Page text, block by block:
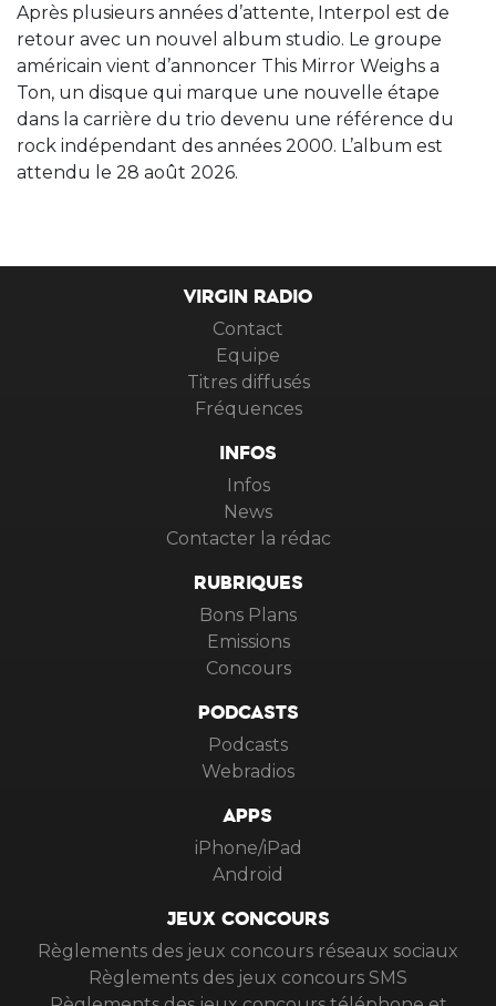
Après plusieurs années d’attente, Interpol est de
retour avec un nouvel album studio. Le groupe
américain vient d’annoncer This Mirror Weighs a
Ton, un disque qui marque une nouvelle étape
dans la carrière du trio devenu une référence du
rock indépendant des années 2000. L’album est
attendu le 28 août 2026.
VIRGIN RADIO
Contact
Equipe
Titres diffusés
Fréquences
INFOS
Infos
News
Contacter la rédac
RUBRIQUES
Bons Plans
Emissions
Concours
PODCASTS
Podcasts
Webradios
APPS
iPhone/iPad
Android
JEUX CONCOURS
Règlements des jeux concours réseaux sociaux
Règlements des jeux concours SMS